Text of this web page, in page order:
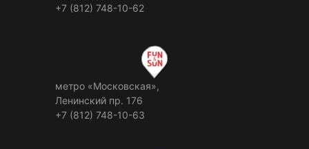
+7 (812) 748-10-62
метро «Московская»,
Ленинский пр. 176
+7 (812) 748-10-63